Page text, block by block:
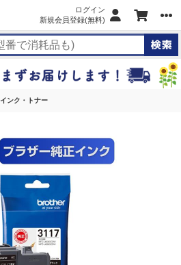
ログイン
新規会員登録(無料)
インク・トナー